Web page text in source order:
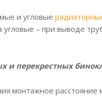
и угловые
– при выводе
и перекрестных
монтажное